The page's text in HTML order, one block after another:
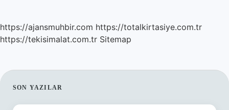
https://ajansmuhbir.com https://totalkirtasiye.com.tr
https://tekisimalat.com.tr Sitemap
SIDEBAR
SON YAZILAR